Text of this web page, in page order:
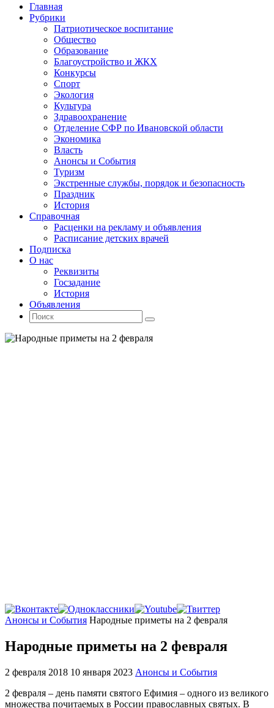
Промотать
содержимому
Главная
Рубрики
Патриотическое воспитание
Общество
Образование
Благоустройство и ЖКХ
Конкурсы
Спорт
Экология
Культура
Здравоохранение
Отделение СФР по Ивановской области
Экономика
Власть
Анонсы и События
Туризм
Экстренные службы, порядок и безопасность
Праздник
История
Справочная
Расценки на рекламу и объявления
Расписание детских врачей
Подписка
О нас
Реквизиты
Госзадание
История
Объявления
Поиск
Искать:
Поиск
Главная
Анонсы и События Народные приметы на 2 февраля
Народные приметы на 2 февраля
2 февраля 2018 10 января 2023 Анонсы и События
2 февраля – день памяти святого Ефимия – одного из великого
множества почитаемых в России православных святых. В